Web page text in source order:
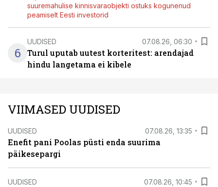
suuremahulise kinnisvaraobjekti ostuks kogunenud
peamiselt Eesti investorid
6
UUDISED 07.08.26, 06:30
Turul uputab uutest korteritest: arendajad
hindu langetama ei kibele
VIIMASED UUDISED
UUDISED 07.08.26, 13:35
Enefit pani Poolas püsti enda suurima
päikesepargi
UUDISED 07.08.26, 10:45